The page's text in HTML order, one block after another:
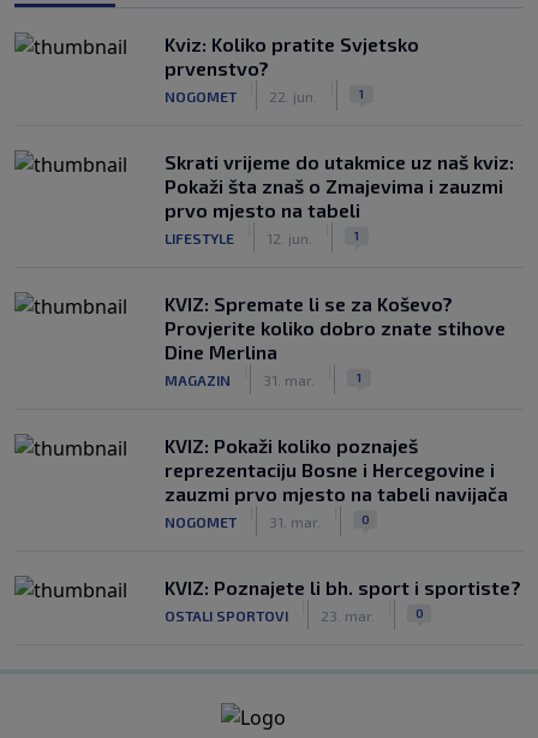
Kviz: Koliko pratite Svjetsko
prvenstvo?
NOGOMET 22. jun. 1
Skrati vrijeme do utakmice uz naš kviz:
Pokaži šta znaš o Zmajevima i zauzmi
prvo mjesto na tabeli
LIFESTYLE 12. jun. 1
KVIZ: Spremate li se za Koševo?
Provjerite koliko dobro znate stihove
Dine Merlina
MAGAZIN 31. mar. 1
KVIZ: Pokaži koliko poznaješ
reprezentaciju Bosne i Hercegovine i
zauzmi prvo mjesto na tabeli navijača
NOGOMET 31. mar. 0
KVIZ: Poznajete li bh. sport i sportiste?
OSTALI SPORTOVI 23. mar. 0